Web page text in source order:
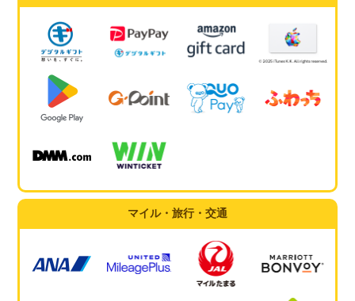
マイル・旅行・交通